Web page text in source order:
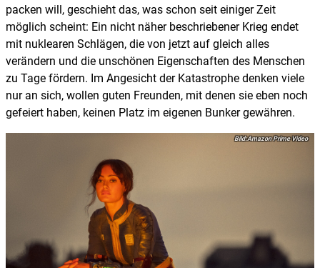
packen will, geschieht das, was schon seit einiger Zeit
möglich scheint: Ein nicht näher beschriebener Krieg endet
mit nuklearen Schlägen, die von jetzt auf gleich alles
verändern und die unschönen Eigenschaften des Menschen
zu Tage fördern. Im Angesicht der Katastrophe denken viele
nur an sich, wollen guten Freunden, mit denen sie eben noch
gefeiert haben, keinen Platz im eigenen Bunker gewähren.
Amazon Prime Video